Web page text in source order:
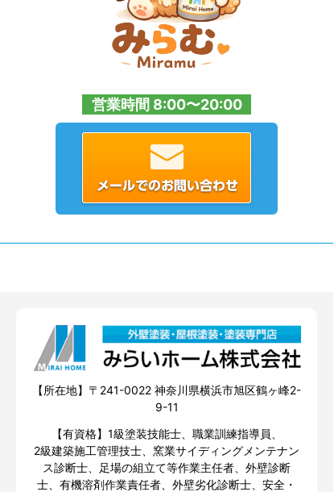
営業時間 8:00〜20:00
【所在地】〒241-0022 神奈川県横浜市旭区鶴ヶ峰2-
9-11
【有資格】1級塗装技能士、職業訓練指導員、
2級建築施工管理技士、窯業サイディングメンテナン
ス診断士、足場の組立て等作業主任者、外壁診断
士、有機溶剤作業責任者、外壁劣化診断士、安全・